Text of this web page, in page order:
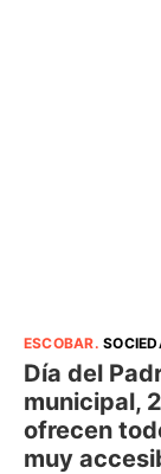
ESCOBAR.
Día del
municipal,
ofrecen
muy